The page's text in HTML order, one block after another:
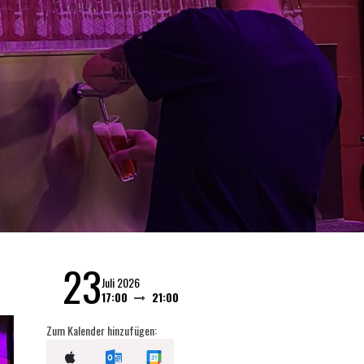
23Juli 2026
17:00
21:00
Zum Kalender hinzufügen: